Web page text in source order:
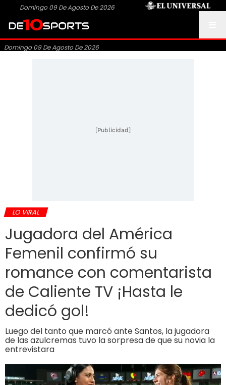
Domingo 09 De Agosto De 2026
Domingo 09 De Agosto De 2026
[Publicidad]
LO VIRAL
Jugadora del América
Femenil confirmó su
romance con comentarista
de Caliente TV ¡Hasta le
dedicó gol!
Luego del tanto que marcó ante Santos, la jugadora
de las azulcremas tuvo la sorpresa de que su novia la
entrevistara